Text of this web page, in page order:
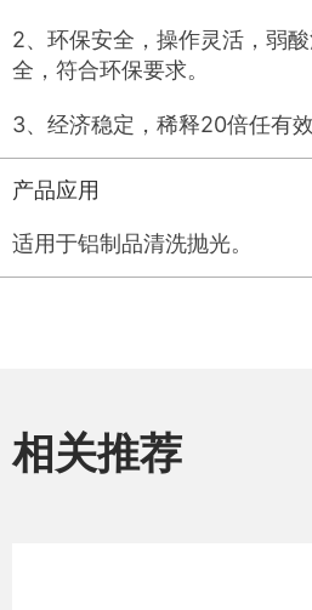
2、环保安全，操作灵活，弱
全，符合环保要求。
3、经济稳定，稀释20倍任有
产品应用
适用于铝制品清洗抛光。
相关推荐